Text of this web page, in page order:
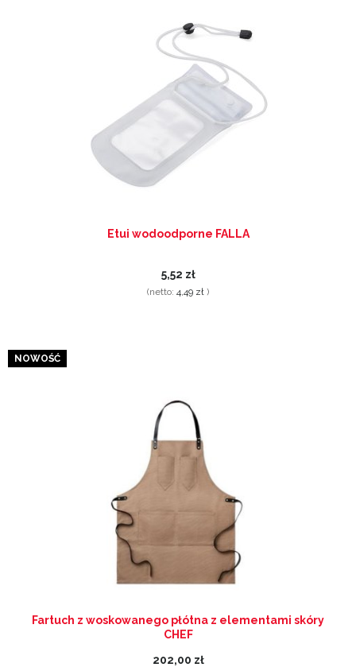
Etui wodoodporne FALLA
5,52 zł
(netto: 4,49 zł )
Fartuch z woskowanego płótna z elementami skóry
CHEF
202,00 zł
NOWOŚĆ